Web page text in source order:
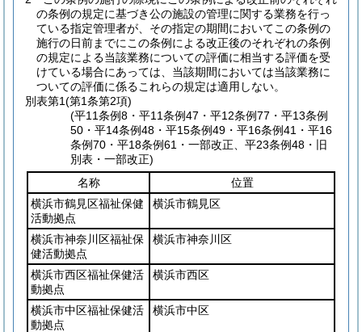
の条例の規定に基づき公の施設の管理に関する業務を行っ
ている指定管理者が、その指定の期間においてこの条例の
施行の日前までにこの条例による改正後のそれぞれの条例
の規定による当該業務についての評価に相当する評価を受
けている場合にあっては、当該期間においては当該業務に
ついての評価に係るこれらの規定は適用しない。
別表第1(第1条第2項)
(平11条例8・平11条例47・平12条例77・平13条例
50・平14条例48・平15条例49・平16条例41・平16
条例70・平18条例61・一部改正、平23条例48・旧
別表・一部改正)
名称
位置
横浜市鶴見区福祉保健
活動拠点
横浜市鶴見区
横浜市神奈川区福祉保
健活動拠点
横浜市神奈川区
横浜市西区福祉保健活
動拠点
横浜市西区
横浜市中区福祉保健活
動拠点
横浜市中区